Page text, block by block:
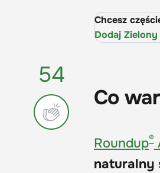
Chcesz
Dodaj
54
Co
Roundup®
naturalny